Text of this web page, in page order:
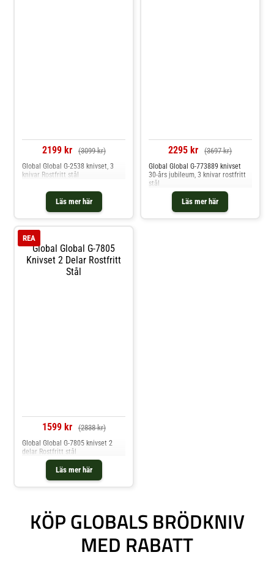
2199 kr (3099 kr)
Läs mer här
Global Global G-2538 knivset, 3
knivar Rostfritt stål
2295 kr (3697 kr)
Läs mer här
Global Global G-773889 knivset
30-års jubileum, 3 knivar rostfritt
stål
Global Global G-7805
Knivset 2 Delar Rostfritt
Stål
REA
1599 kr (2838 kr)
Läs mer här
Global Global G-7805 knivset 2
delar Rostfritt stål
KÖP GLOBALS BRÖDKNIV
MED RABATT